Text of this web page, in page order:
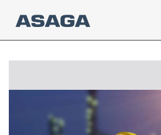
links
navigation